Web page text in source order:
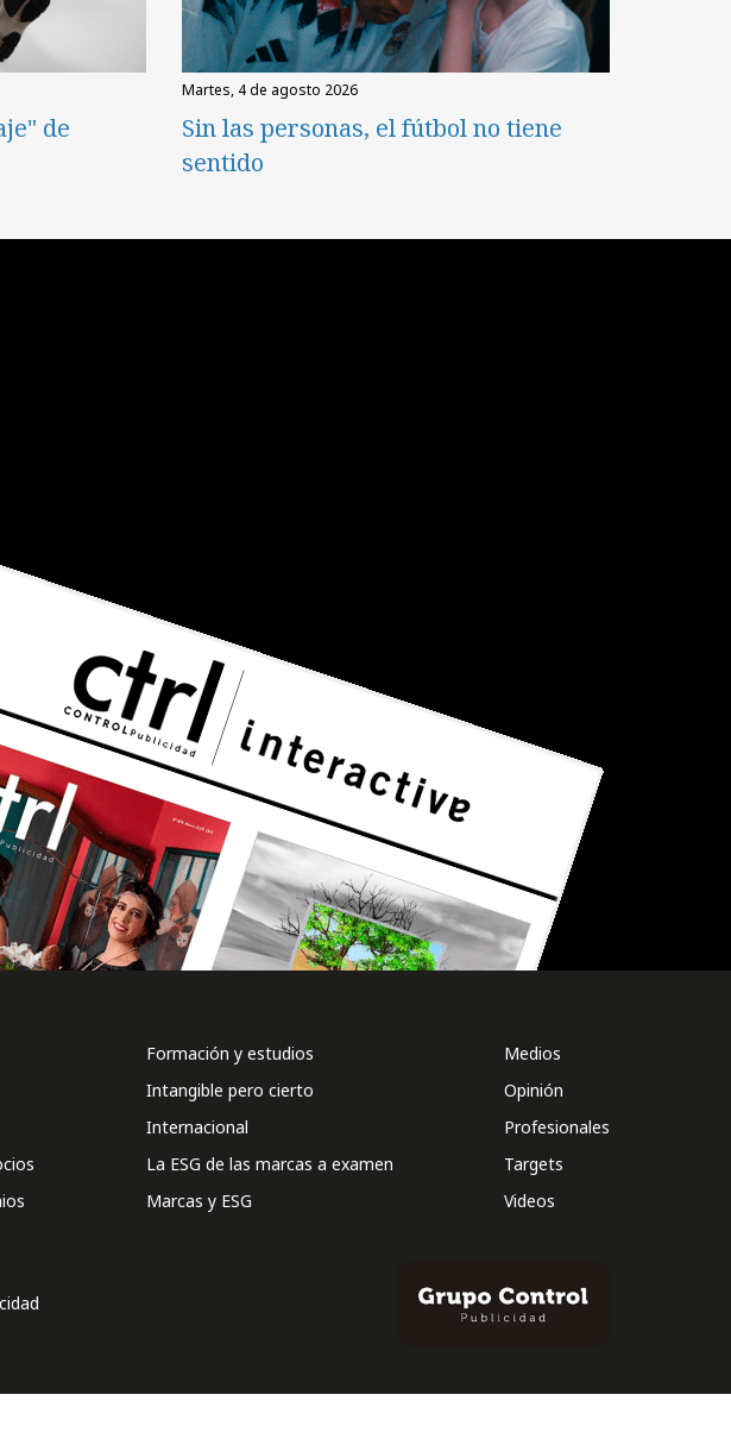
de
martes, 4 de agosto 2026
Sin las personas, el fútbol no tiene
sentido
Formación y estudios
Intangible pero cierto
Internacional
La ESG de las marcas a examen
Marcas y ESG
Medios
Opinión
Profesionales
Targets
Videos